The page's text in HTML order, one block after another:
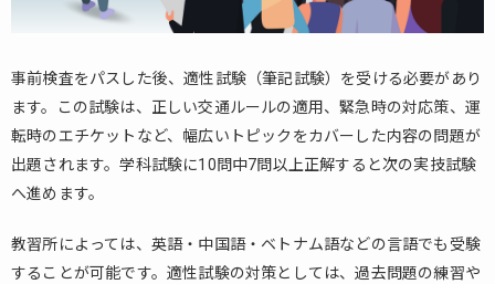
事前検査をパスした後、適性試験（筆記試験）を受ける必要があり
ます。この試験は、正しい交通ルールの適用、緊急時の対応策、運
転時のエチケットなど、幅広いトピックをカバーした内容の問題が
出題されます。学科試験に10問中7問以上正解すると次の実技試験
へ進めます。
教習所によっては、英語・中国語・ベトナム語などの言語でも受験
することが可能です。適性試験の対策としては、過去問題の練習や